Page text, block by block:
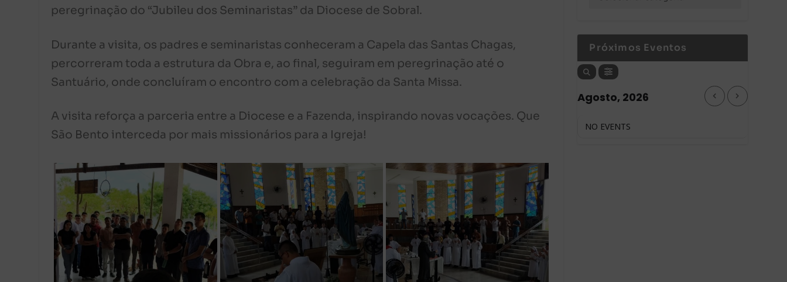
peregrinação do “Jubileu dos Seminaristas” da Diocese de Sobral.
Durante a visita, os padres e seminaristas conheceram a Capela das Santas Chagas,
percorreram toda a estrutura da Obra e, ao final, seguiram em peregrinação até o
Santuário, onde concluíram o encontro com a celebração da Santa Missa.
A visita reforça a parceria entre a Diocese e a Fazenda, inspirando novas vocações. Que
São Bento interceda por mais missionários para a Igreja!
Próximos Eventos
Agosto, 2026
NO EVENTS